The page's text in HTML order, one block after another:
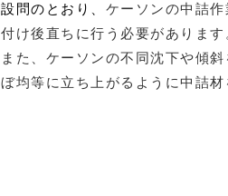
設問のとおり、 ケーソンの中詰
付け後直ちに行う必要があります
また、ケーソンの不同沈下や傾
ぼ均等に立ち上がるように中詰材